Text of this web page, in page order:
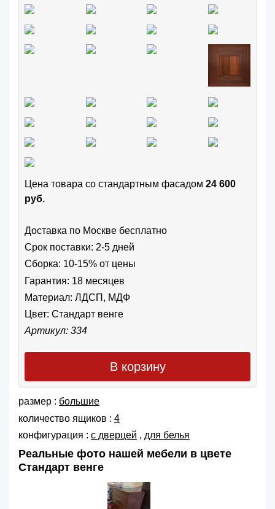
Цена товара cо стандартным фасадом 24 600
руб.
Доставка по Москве бесплатно
Срок поставки: 2-5 дней
Сборка: 10-15% от цены
Гарантия: 18 месяцев
Материал: ЛДСП, МДФ
Цвет: Стандарт венге
Артикул: 334
В корзину
размер : большие
количество ящиков : 4
конфигурация : с дверцей , для белья
Реальные фото нашей мебели в цвете
Стандарт венге